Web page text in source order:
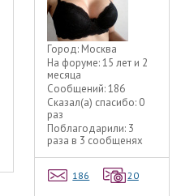
Город: Москва
На форуме:15 лет и 2
месяца
Сообщений:186
Сказал(а) спасибо: 0
раз
Поблагодарили: 3
раза в 3 сообщенях
186 20